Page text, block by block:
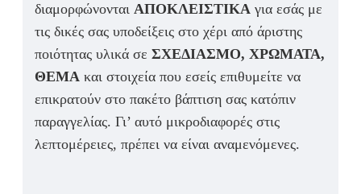
διαμορφώνονται ΑΠΟΚΛΕΙΣΤΙΚΑ για εσάς με
τις δικές σας υποδείξεις στο χέρι από άριστης
ποιότητας υλικά σε ΣΧΕΔΙΑΣΜΟ, ΧΡΩΜΑΤΑ,
ΘΕΜΑ και στοιχεία που εσείς επιθυμείτε να
επικρατούν στο πακέτο βάπτιση σας κατόπιν
παραγγελίας. Γι’ αυτό μικροδιαφορές στις
λεπτομέρειες, πρέπει να είναι αναμενόμενες.